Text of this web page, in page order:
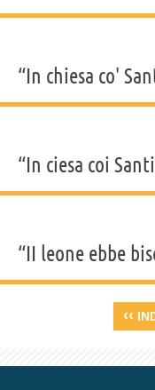
“In chiesa co'
“In ciesa coi
“II leone ebbe
‹‹